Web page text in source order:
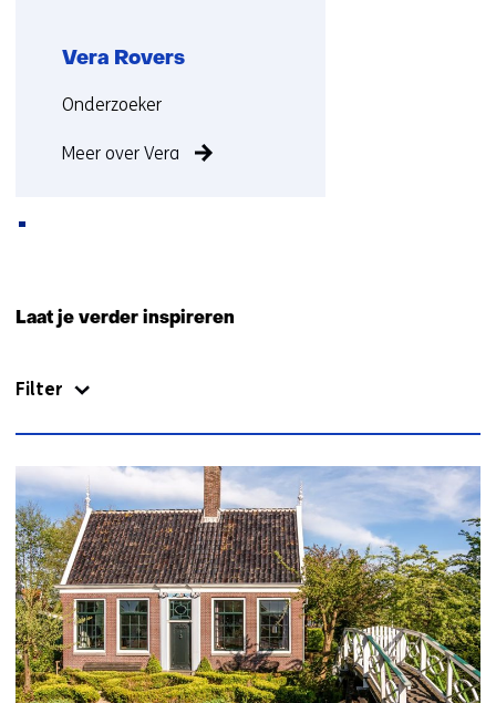
Vera Rovers
Functie:
Onderzoeker
Meer over Vera
op)
Laat je verder inspireren
Filter
33
resultaten,
getoond
1
t/m
5